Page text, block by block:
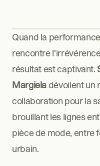
Quand la
rencontre
résultat est captivant.
Margiela dévoilent un
collaboration pour la
brouillant les lignes
pièce de mode, entre
urbain.